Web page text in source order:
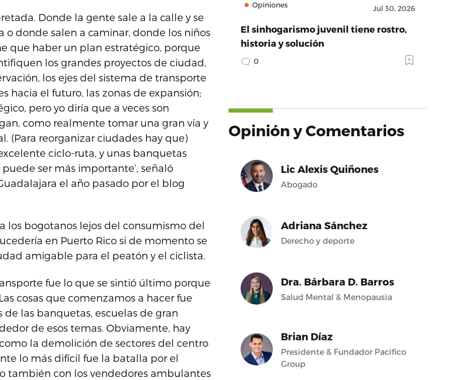
Donde la gente sale a la calle y se
o donde salen a caminar, donde los niños
que haber un plan estratégico, porque
los grandes proyectos de ciudad,
los ejes del sistema de transporte
hacia el futuro, las zonas de expansión;
pero yo diría que a veces son
como realmente tomar una gran vía y
(Para reorganizar ciudades hay que)
ciclo-ruta, y unas banquetas
ser más importante’, señaló
el año pasado por el blog
los bogotanos lejos del consumismo del
en Puerto Rico si de momento se
amigable para el peatón y el ciclista.
fue lo que se sintió último porque
cosas que comenzamos a hacer fue
las banquetas, escuelas de gran
de esos temas. Obviamente, hay
la demolición de sectores del centro
lo más difícil fue la batalla por el
también con los vendedores ambulantes
Opiniones Jul 30, 2026
El sinhogarismo juvenil tiene rostro,
historia y solución
0
Opinión y Comentarios
Lic Alexis Quiñones
Abogado
Adriana Sánchez
Derecho y deporte
Dra. Bárbara D. Barros
Salud Mental & Menopausia
Brian Díaz
Presidente & Fundador Pacifico
Group